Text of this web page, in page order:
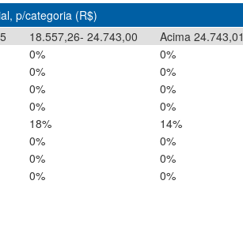
p/categoria (R$)
18.557,26- 24.743,00
Acima 24.743,01
0%
0%
0%
0%
0%
0%
0%
0%
18%
14%
0%
0%
0%
0%
0% 0%